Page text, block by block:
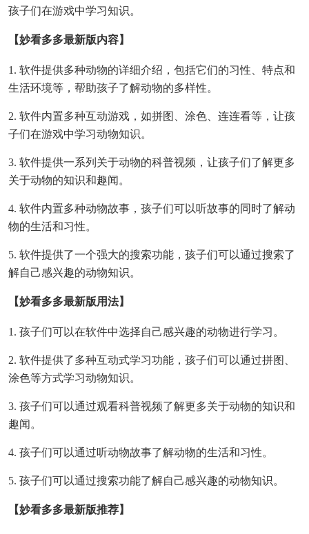
孩子们在游戏中学习知识。
【妙看多多最新版内容】
1. 软件提供多种动物的详细介绍，包括它们的习性、特点和
生活环境等，帮助孩子了解动物的多样性。
2. 软件内置多种互动游戏，如拼图、涂色、连连看等，让孩
子们在游戏中学习动物知识。
3. 软件提供一系列关于动物的科普视频，让孩子们了解更多
关于动物的知识和趣闻。
4. 软件内置多种动物故事，孩子们可以听故事的同时了解动
物的生活和习性。
5. 软件提供了一个强大的搜索功能，孩子们可以通过搜索了
解自己感兴趣的动物知识。
【妙看多多最新版用法】
1. 孩子们可以在软件中选择自己感兴趣的动物进行学习。
2. 软件提供了多种互动式学习功能，孩子们可以通过拼图、
涂色等方式学习动物知识。
3. 孩子们可以通过观看科普视频了解更多关于动物的知识和
趣闻。
4. 孩子们可以通过听动物故事了解动物的生活和习性。
5. 孩子们可以通过搜索功能了解自己感兴趣的动物知识。
【妙看多多最新版推荐】